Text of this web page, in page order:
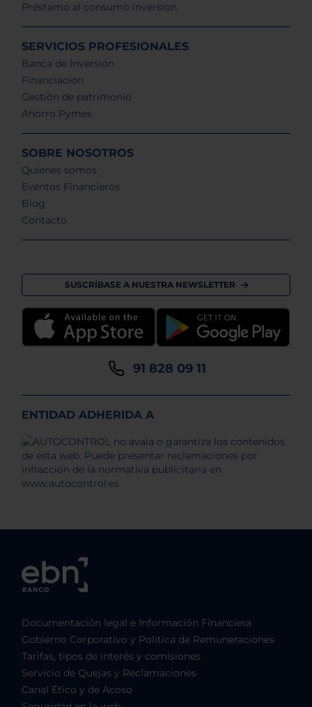
Préstamo al consumo inversion
SERVICIOS PROFESIONALES
Banca de Inversión
Financiación
Gestión de patrimonio
Ahorro Pymes
SOBRE NOSOTROS
Quienes somos
Eventos Financieros
Blog
Contacto
SUSCRÍBASE A NUESTRA NEWSLETTER
91 828 09 11
ENTIDAD ADHERIDA A
Documentación legal e Información Financiera
Gobierno Corporativo y Política de Remuneraciones
Tarifas, tipos de interés y comisiones
Servicio de Quejas y Reclamaciones
Canal Ético y de Acoso